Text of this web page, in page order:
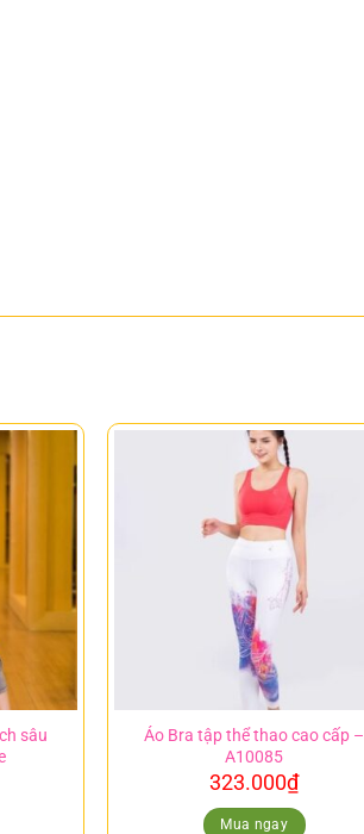
sâu
Áo Bra tập thể thao cao cấp –
A10085
323.000₫
Mua ngay